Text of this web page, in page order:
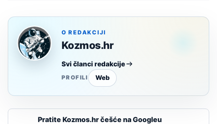
O REDAKCIJI
Kozmos.hr
Svi članci redakcije
PROFILI Web
Pratite Kozmos.hr češće na Googleu